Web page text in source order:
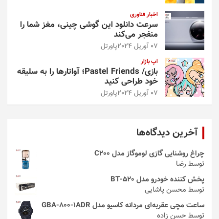
اخبار فناوری
سرعت دانلود این گوشی چینی، مغز شما را
منفجر می‌کند
07 آوریل 2024 پاورتل
اپ بازار
بازی/ Pastel Friends؛ آواتارها را به سلیقه
خود طراحی کنید
07 آوریل 2024 پاورتل
آخرین دیدگاه‌ها
چراغ روشنایی گازی لوموگاز مدل C200
توسط رضا
پخش کننده خودرو مدل 520-BT
توسط محسن پاشایی
ساعت مچی عقربه‌ای مردانه کاسیو مدل GBA-800-1ADR
توسط حسن زاده